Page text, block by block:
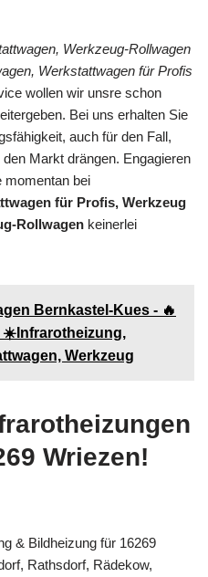
Werkzeug-Rollwagen
Werkstattwagen für Profis
wollen wir unsre schon
Bei uns erhalten Sie
auch für den Fall,
Markt drängen. Engagieren
momentan bei
für Profis, Werkzeug
Rollwagen keinerlei
Bernkastel-Kues - 🔥
☀️Infrarotheizung,
Werkzeug
Wriezen!
& Bildheizung für 16269
Rathsdorf, Rädekow,